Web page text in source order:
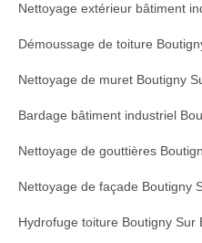
Nettoyage extérieur bâtiment
Démoussage de toiture
Nettoyage de muret Boutigny
Bardage bâtiment industriel
Nettoyage de gouttières
Nettoyage de façade Boutigny
Hydrofuge toiture Boutigny Sur